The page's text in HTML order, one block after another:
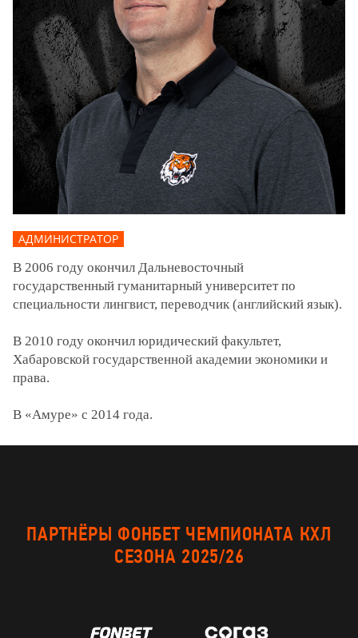
АДМИНИСТРАТОР
В 2006 году окончил Дальневосточный
государственный гуманитарный университет по
специальности лингвист, переводчик (английский язык).
В 2010 году окончил юридический факультет,
Хабаровской государственной академии экономики и
права.
В «Амуре» с 2014 года.
ПАРТНЁРЫ ФОНБЕТ ЧЕМПИОНАТА КХЛ
СЕЗОНА 2025/26